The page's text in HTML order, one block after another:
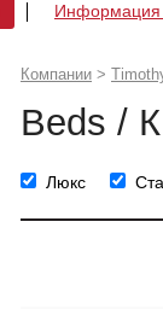
Информация
Компании >
Beds /
Люкс